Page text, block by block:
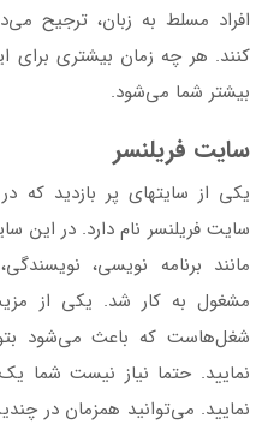
افراد مسلط به زبان، ترجیح
کنند. هر چه زمان بیشتری برای
بیشتر شما می‌شود.
سایت فریلنسر
یکی از سایتهای پر بازدید که
سایت فریلنسر نام دارد. در این
مانند برنامه نویسی،
مشغول به کار شد. یکی از
شغل‌هاست که باعث می‌شود
نمایید. حتما نیاز نیست شما
نمایید. می‌توانید همزمان در